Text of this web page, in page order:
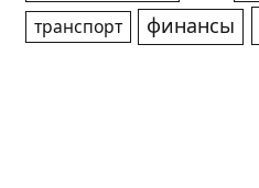
транспорт финансы